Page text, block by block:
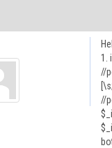
1.
//
//